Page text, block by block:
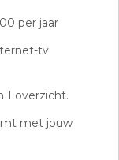
per jaar
tv
1 overzicht.
met jouw